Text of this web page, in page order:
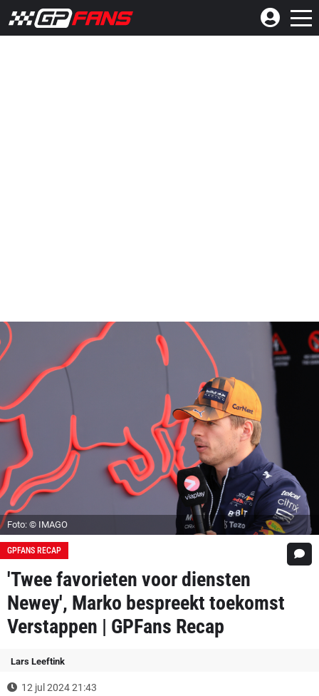
Foto: © IMAGO
GPFANS RECAP
'Twee favorieten voor diensten
Newey', Marko bespreekt toekomst
Verstappen | GPFans Recap
Lars Leeftink
12 jul 2024 21:43